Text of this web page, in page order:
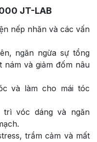
JT-LAB
nếp nhăn và các vấn
ngăn ngừa sự tổng
nám và giảm đốm nâu
và làm cho mái tóc
vóc dáng và ngăn
trầm cảm và mất